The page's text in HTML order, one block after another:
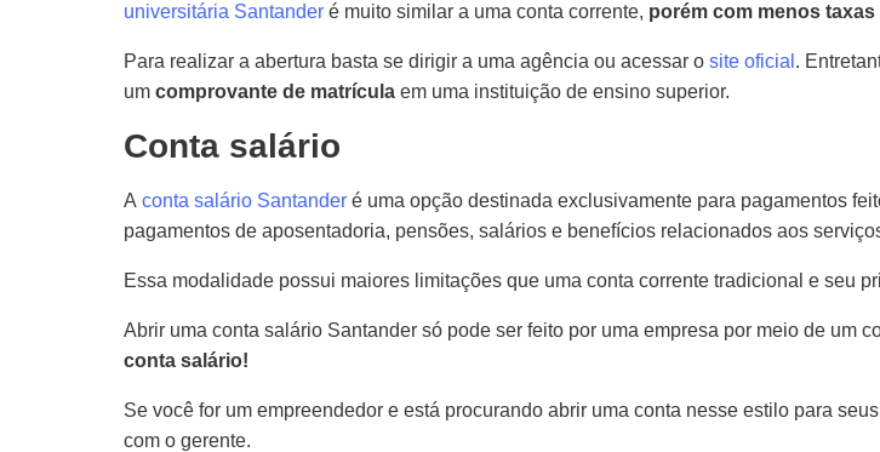
universitária Santander é muito similar a uma conta corrente, porém com menos
Para realizar a abertura basta se dirigir a uma agência ou acessar o site oficial .
um comprovante de matrícula em uma instituição de ensino superior.
Conta salário
A conta salário Santander é uma opção destinada exclusivamente para pagamentos
pagamentos de aposentadoria, pensões, salários e benefícios relacionados aos
Essa modalidade possui maiores limitações que uma conta corrente tradicional e seu
Abrir uma conta salário Santander só pode ser feito por uma empresa por meio de um
conta salário!
Se você for um empreendedor e está procurando abrir uma conta nesse estilo para
com o gerente.